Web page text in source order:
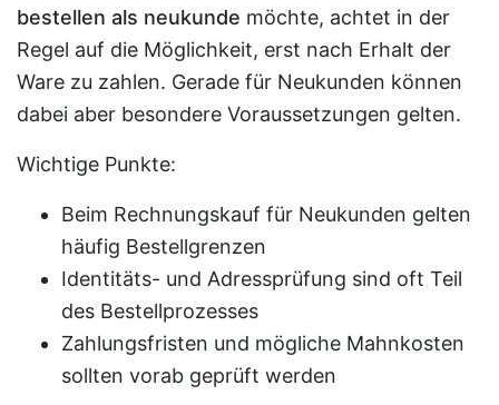
bestellen als neukunde möchte, achtet in der
Regel auf die Möglichkeit, erst nach Erhalt der
Ware zu zahlen. Gerade für Neukunden können
dabei aber besondere Voraussetzungen gelten.
Wichtige Punkte:
Beim Rechnungskauf für Neukunden gelten
häufig Bestellgrenzen
Identitäts- und Adressprüfung sind oft Teil
des Bestellprozesses
Zahlungsfristen und mögliche Mahnkosten
sollten vorab geprüft werden